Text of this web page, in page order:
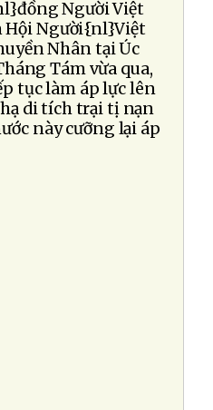
Người Việt
Hội Người{nl}Việt
Nhân tại Úc
Tám vừa qua,
tục làm áp lực lên
di tích trại tị nạn
này cưỡng lại áp